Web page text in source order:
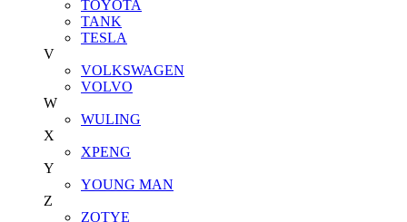
TOYOTA
TANK
TESLA
V
VOLKSWAGEN
VOLVO
W
WULING
X
XPENG
Y
YOUNG MAN
Z
ZOTYE